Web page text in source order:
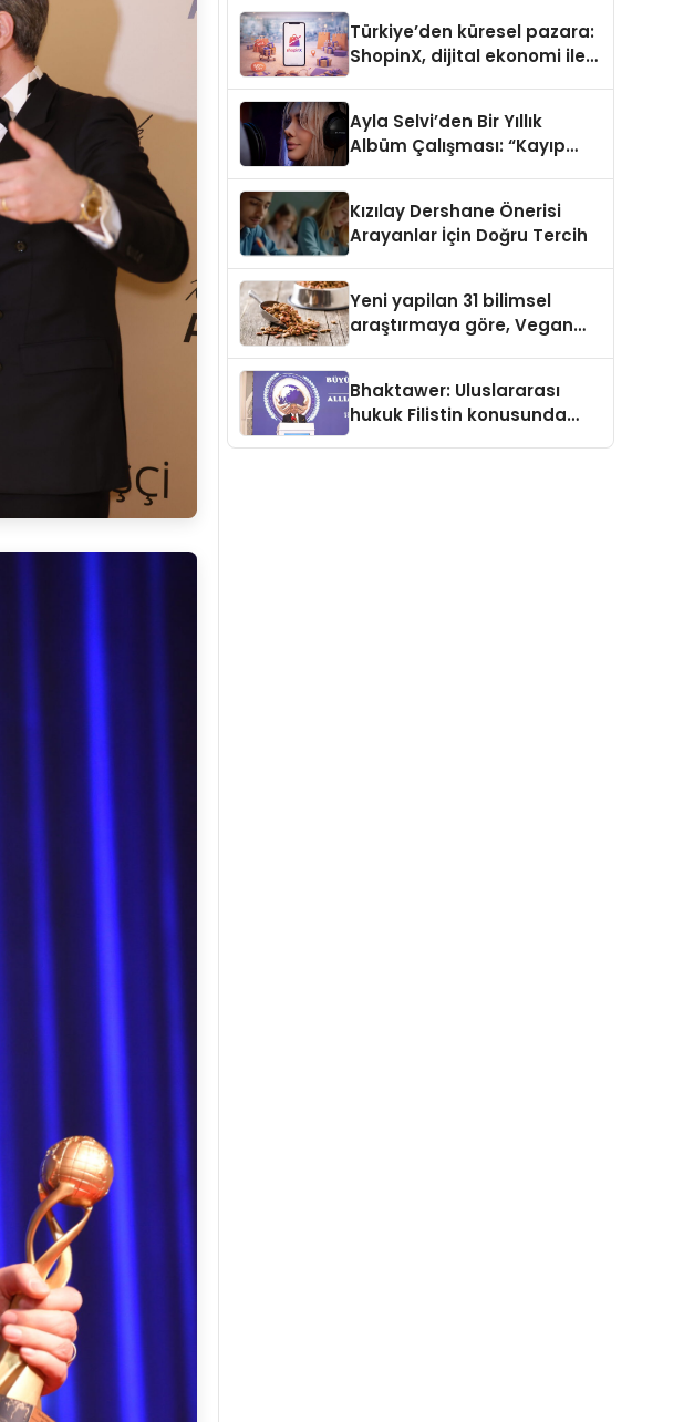
Türkiye’den küresel pazara:
ShopinX, dijital ekonomi ile
Ayla Selvi’den Bir Yıllık
Albüm Çalışması: “Kayıp
Kızılay Dershane Önerisi
Arayanlar İçin Doğru Tercih
Yeni yapilan 31 bilimsel
araştırmaya göre, Vegan
Sindirildiğini Ortaya Koydu
Bhaktawer: Uluslararası
hukuk Filistin konusunda